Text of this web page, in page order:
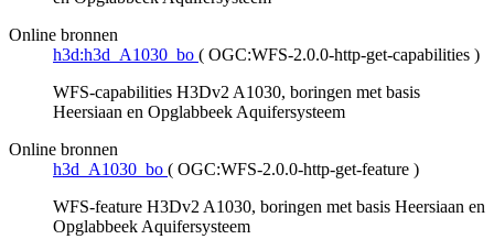
Online bronnen
h3d:h3d_A1030_bo ( OGC:WFS-2.0.0-http-get-capabilities )
WFS-capabilities H3Dv2 A1030, boringen met basis
Heersiaan en Opglabbeek Aquifersysteem
Online bronnen
h3d_A1030_bo ( OGC:WFS-2.0.0-http-get-feature )
WFS-feature H3Dv2 A1030, boringen met basis Heersiaan en
Opglabbeek Aquifersysteem